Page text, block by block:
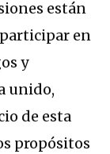
están
en
y
unido,
de esta
propósitos